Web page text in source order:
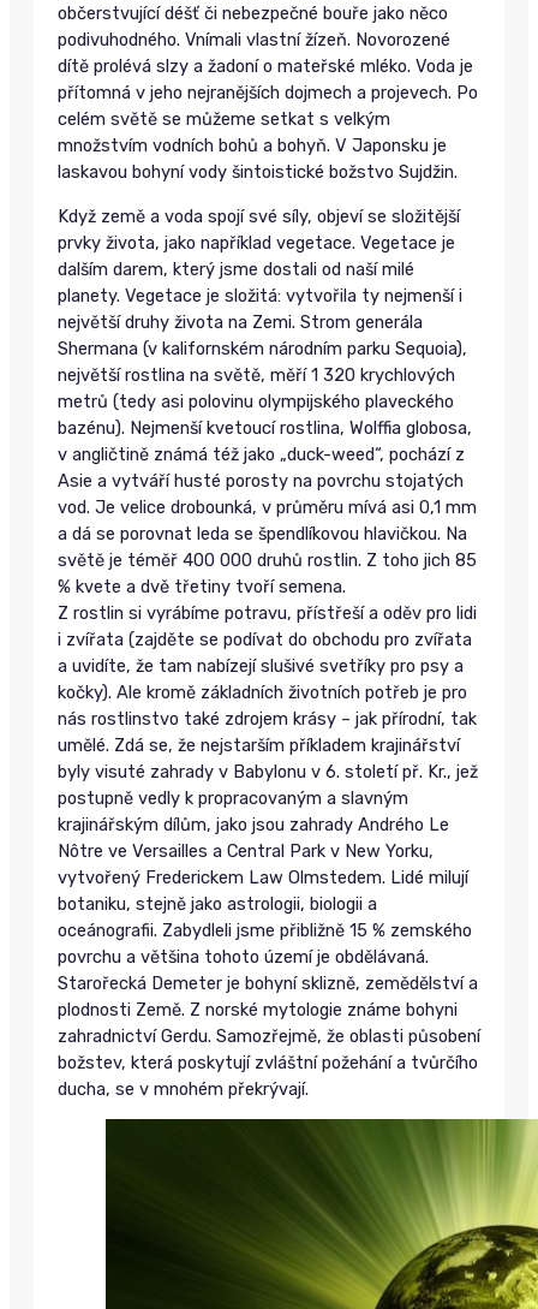
občerstvující déšť či nebezpečné bouře jako něco
podivuhodného. Vnímali vlastní žízeň. Novorozené
dítě prolévá slzy a žadoní o mateřské mléko. Voda je
přítomná v jeho nejranějších dojmech a projevech. Po
celém světě se můžeme setkat s velkým
množstvím vodních bohů a bohyň. V Japonsku je
laskavou bohyní vody šintoistické božstvo Sujdžin.
Když země a voda spojí své síly, objeví se složitější
prvky života, jako například vegetace. Vegetace je
dalším darem, který jsme dostali od naší milé
planety. Vegetace je složitá: vytvořila ty nejmenší i
největší druhy života na Zemi. Strom generála
Shermana (v kalifornském národním parku Sequoia),
největší rostlina na světě, měří 1 320 krychlových
metrů (tedy asi polovinu olympijského plaveckého
bazénu). Nejmenší kvetoucí rostlina, Wolffia globosa,
v angličtině známá též jako „duck-weed“, pochází z
Asie a vytváří husté porosty na povrchu stojatých
vod. Je velice drobounká, v průměru mívá asi 0,1 mm
a dá se porovnat leda se špendlíkovou hlavičkou. Na
světě je téměř 400 000 druhů rostlin. Z toho jich 85
% kvete a dvě třetiny tvoří semena.
Z rostlin si vyrábíme potravu, přístřeší a oděv pro lidi
i zvířata (zajděte se podívat do obchodu pro zvířata
a uvidíte, že tam nabízejí slušivé svetříky pro psy a
kočky). Ale kromě základních životních potřeb je pro
nás rostlinstvo také zdrojem krásy – jak přírodní, tak
umělé. Zdá se, že nejstarším příkladem krajinářství
byly visuté zahrady v Babylonu v 6. století př. Kr., jež
postupně vedly k propracovaným a slavným
krajinářským dílům, jako jsou zahrady Andrého Le
Nôtre ve Versailles a Central Park v New Yorku,
vytvořený Frederickem Law Olmstedem. Lidé milují
botaniku, stejně jako astrologii, biologii a
oceánografii. Zabydleli jsme přibližně 15 % zemského
povrchu a většina tohoto území je obdělávaná.
Starořecká Demeter je bohyní sklizně, zemědělství a
plodnosti Země. Z norské mytologie známe bohyni
zahradnictví Gerdu. Samozřejmě, že oblasti působení
božstev, která poskytují zvláštní požehání a tvůrčího
ducha, se v mnohém překrývají.